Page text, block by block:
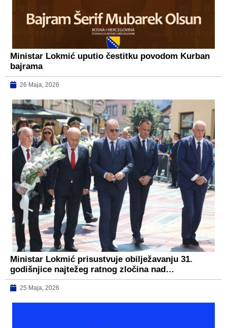
Ministar Lokmić uputio čestitku povodom Kurban
bajrama
26 Maja, 2026
Ministar Lokmić prisustvuje obilježavanju 31.
godišnjice najtežeg ratnog zločina nad…
25 Maja, 2026